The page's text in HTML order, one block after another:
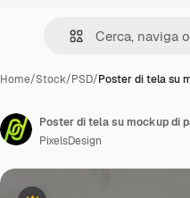
Home/Stock/PSD/Poster di tela su
Poster di tela su mockup di
PixelsDesign